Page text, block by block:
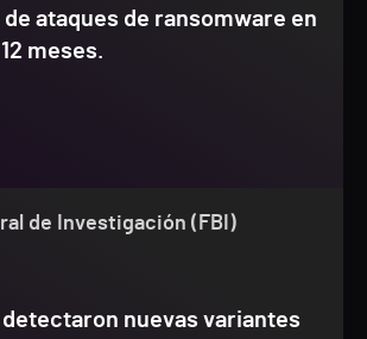
ataques de ransomware en
meses.
de Investigación (FBI)
detectaron nuevas variantes